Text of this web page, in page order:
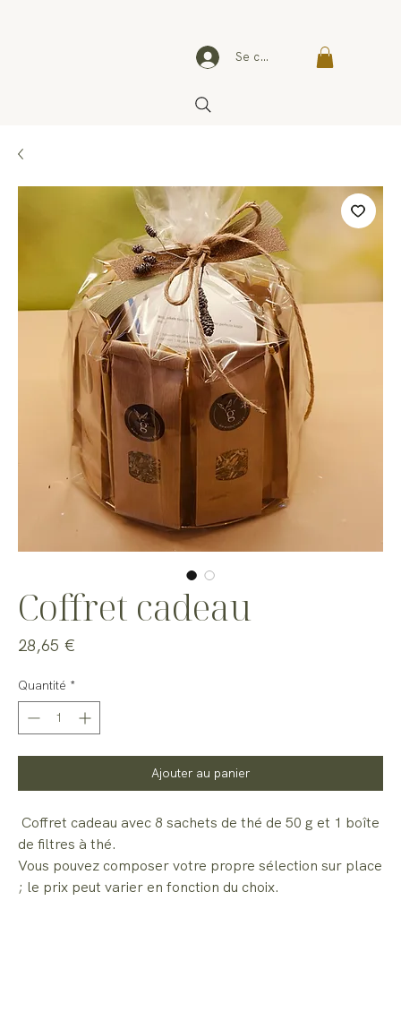
Se connecter
Coffret cadeau
28,65 €
Quantité *
Ajouter au panier
Coffret cadeau avec 8 sachets de thé de 50 g et 1 boîte
de filtres à thé.
Vous pouvez composer votre propre sélection sur place
; le prix peut varier en fonction du choix.